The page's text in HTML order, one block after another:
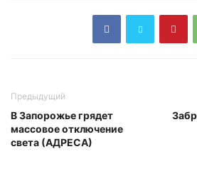
Предыдущий
В Запорожье грядет
массовое отключение
света (АДРЕСА)